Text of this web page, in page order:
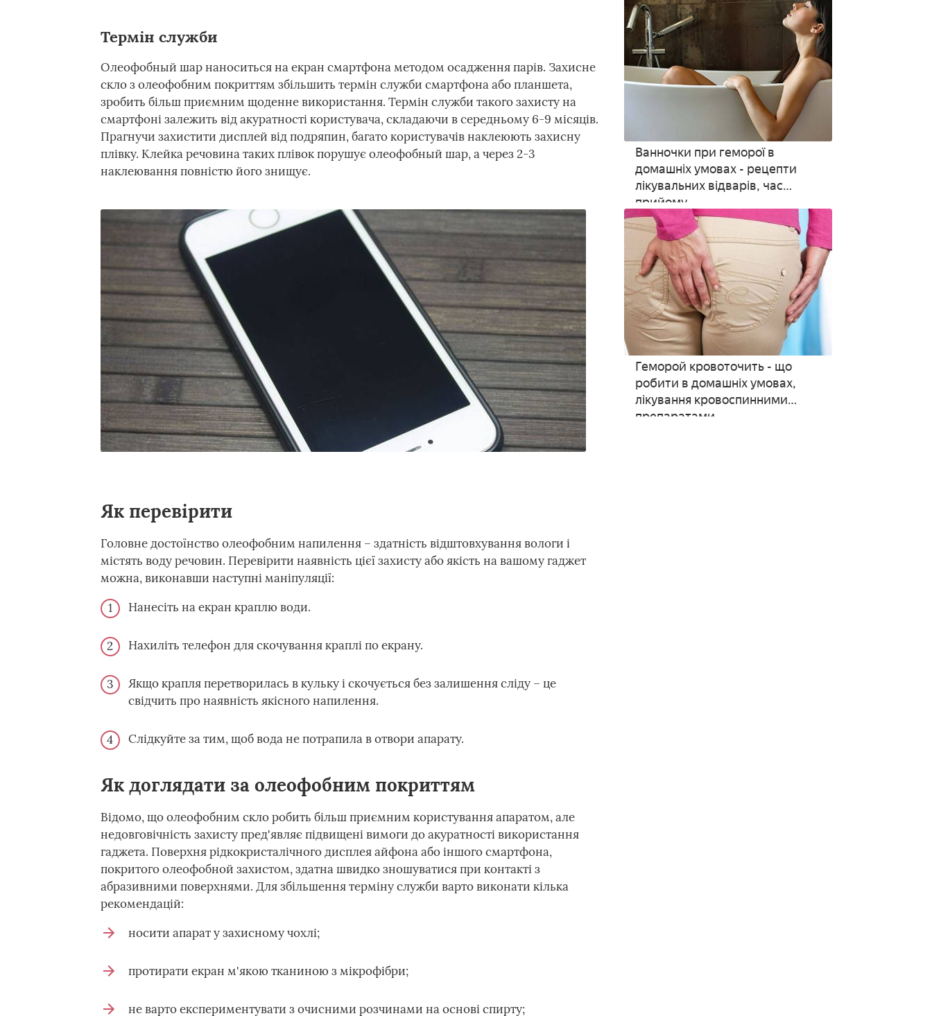
Термін служби
Олеофобный шар наноситься на екран смартфона методом осадження парів. Захисне
скло з олеофобним покриттям збільшить термін служби смартфона або планшета,
зробить більш приємним щоденне використання. Термін служби такого захисту на
смартфоні залежить від акуратності користувача, складаючи в середньому 6-9 місяців.
Прагнучи захистити дисплей від подряпин, багато користувачів наклеюють захисну
плівку. Клейка речовина таких плівок порушує олеофобный шар, а через 2-3
наклеювання повністю його знищує.
Як перевірити
Головне достоїнство олеофобним напилення – здатність відштовхування вологи і
містять воду речовин. Перевірити наявність цієї захисту або якість на вашому гаджет
можна, виконавши наступні маніпуляції:
Нанесіть на екран краплю води.
Нахиліть телефон для скочування краплі по екрану.
Якщо крапля перетворилась в кульку і скочується без залишення сліду – це
свідчить про наявність якісного напилення.
Слідкуйте за тим, щоб вода не потрапила в отвори апарату.
Як доглядати за олеофобним покриттям
Відомо, що олеофобним скло робить більш приємним користування апаратом, але
недовговічність захисту пред'являє підвищені вимоги до акуратності використання
гаджета. Поверхня рідкокристалічного дисплея айфона або іншого смартфона,
покритого олеофобной захистом, здатна швидко зношуватися при контакті з
абразивними поверхнями. Для збільшення терміну служби варто виконати кілька
рекомендацій:
носити апарат у захисному чохлі;
протирати екран м'якою тканиною з мікрофібри;
не варто експериментувати з очисними розчинами на основі спирту;
Ванночки при геморої в
домашніх умовах - рецепти
лікувальних відварів, час
прийому
Геморой кровоточить - що
робити в домашніх умовах,
лікування кровоспинними
препаратами